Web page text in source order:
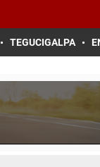
TEGUCIGALPA